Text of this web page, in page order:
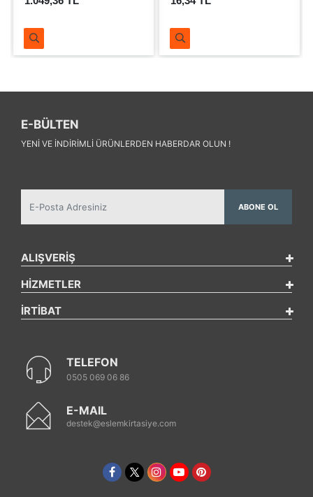
E-BÜLTEN
YENI VE INDIRIMLI ÜRÜNLERDEN HABERDAR OLUN !
ABONE OL
ALIŞVERİŞ
HİZMETLER
İRTİBAT
TELEFON
0505 069 06 86
E-MAIL
destek@eslemkirtasiye.com